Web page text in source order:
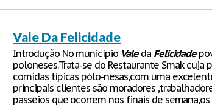
Vale Da Felicidade
Introdução No município Valeda Felicidade
poloneses.Trata-se do Restaurante Smak cuja
comidas típicas pólo-nesas,com uma
principais clientes são moradores
passeios que ocorrem nos finais de